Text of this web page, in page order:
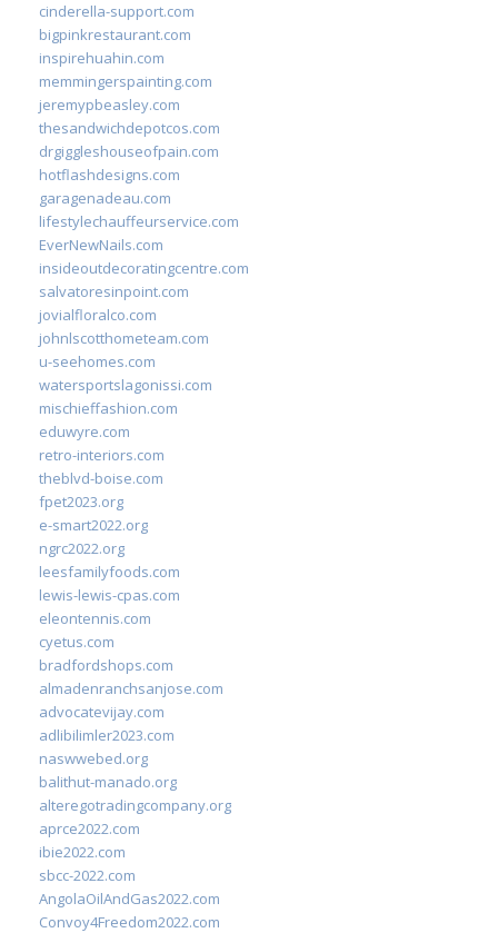
cinderella-support.com
bigpinkrestaurant.com
inspirehuahin.com
memmingerspainting.com
jeremypbeasley.com
thesandwichdepotcos.com
drgiggleshouseofpain.com
hotflashdesigns.com
garagenadeau.com
lifestylechauffeurservice.com
EverNewNails.com
insideoutdecoratingcentre.com
salvatoresinpoint.com
jovialfloralco.com
johnlscotthometeam.com
u-seehomes.com
watersportslagonissi.com
mischieffashion.com
eduwyre.com
retro-interiors.com
theblvd-boise.com
fpet2023.org
e-smart2022.org
ngrc2022.org
leesfamilyfoods.com
lewis-lewis-cpas.com
eleontennis.com
cyetus.com
bradfordshops.com
almadenranchsanjose.com
advocatevijay.com
adlibilimler2023.com
naswwebed.org
balithut-manado.org
alteregotradingcompany.org
aprce2022.com
ibie2022.com
sbcc-2022.com
AngolaOilAndGas2022.com
Convoy4Freedom2022.com